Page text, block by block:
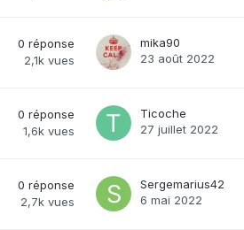
0 réponse
2,1k vues
mika90
23 août 2022
0 réponse
1,6k vues
Ticoche
27 juillet 2022
0 réponse
2,7k vues
Sergemarius42
6 mai 2022